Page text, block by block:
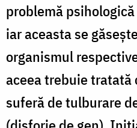
problemă
iar aceasta se
organismul
aceea trebuie tratată
suferă de tulburare